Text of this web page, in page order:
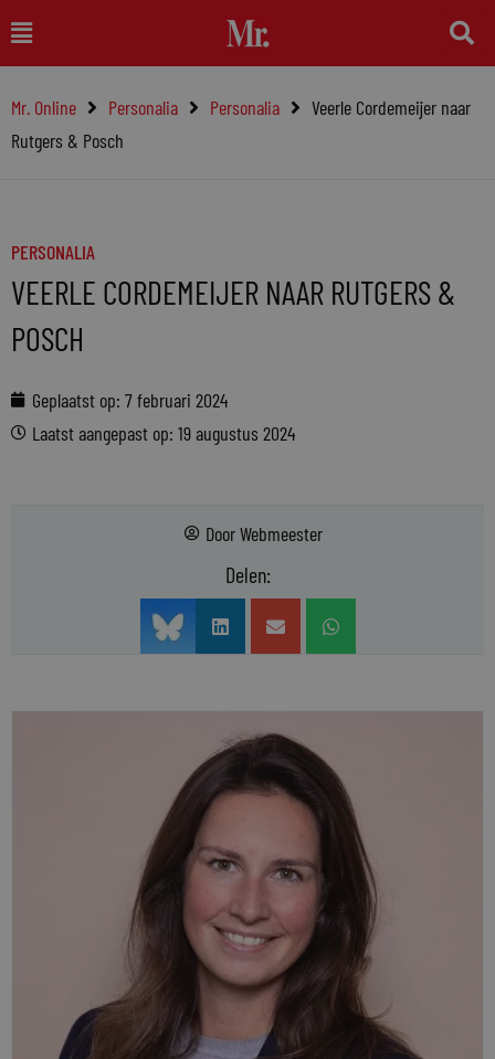
naar
inhoud
Main
Menu
Mr. Online Personalia Personalia
Veerle Cordemeijer naar
Rutgers & Posch
PERSONALIA
VEERLE CORDEMEIJER NAAR RUTGERS &
POSCH
Geplaatst op: 7 februari 2024
Laatst aangepast op: 19 augustus 2024
DoorWebmeester
Delen: